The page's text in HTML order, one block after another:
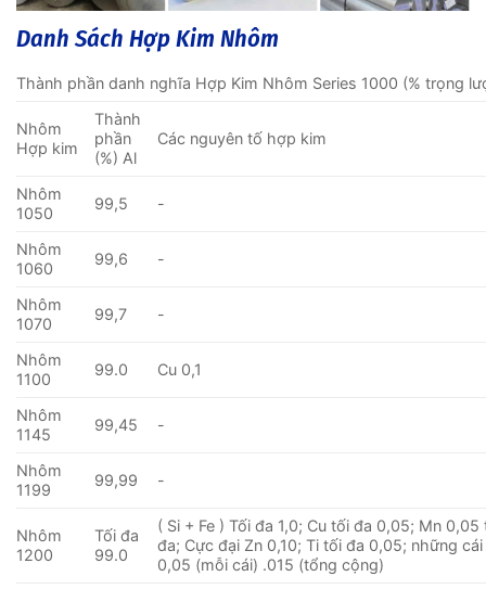
Danh Sách Hợp Kim Nhôm
Thành phần danh nghĩa Hợp Kim Nhôm Series 1000 (% trọng
Nhôm
Hợp kim
Thành
phần
(%) Al
Các nguyên tố hợp kim
Nhôm
1050
99,5 -
Nhôm
1060
99,6 -
Nhôm
1070
99,7 -
Nhôm
1100
99.0 Cu 0,1
Nhôm
1145
99,45 -
Nhôm
1199
99,99 -
Nhôm
1200
Tối đa
99.0
( Si + Fe ) Tối đa 1,0; Cu tối đa 0,05; Mn 0,05
đa; Cực đại Zn 0,10; Ti tối đa 0,05; những
0,05 (mỗi cái) .015 (tổng cộng)